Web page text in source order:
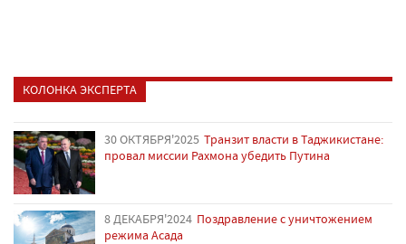
КОЛОНКА ЭКСПЕРТА
30 ОКТЯБРЯ'2025 Транзит власти в Таджикистане:
провал миссии Рахмона убедить Путина
8 ДЕКАБРЯ'2024 Поздравление с уничтожением
режима Асада